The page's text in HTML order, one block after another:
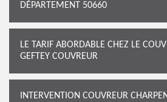
DÉPARTEMENT 50660
LE TARIF ABORDABLE CHEZ LE
GEFTEY COUVREUR
INTERVENTION COUVREUR